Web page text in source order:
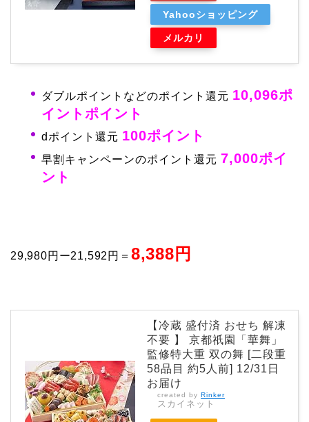
Yahooショッピング
メルカリ
ダブルポイントなどのポイント還元 10,096ポ
イントポイント
dポイント還元 100ポイント
早割キャンペーンのポイント還元 7,000ポイ
ント
29,980円ー21,592円＝ 8,388円
【冷蔵 盛付済 おせち 解凍
不要 】 京都祇園「華舞」
監修特大重 双の舞 [二段重
58品目 約5人前] 12/31日
お届け
created by Rinker
スカイネット